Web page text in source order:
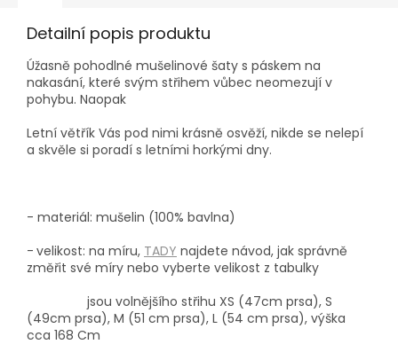
Detailní popis produktu
Úžasně pohodlné mušelinové šaty s páskem na
nakasání, které svým střihem vůbec neomezují v
pohybu. Naopak
Letní větřík Vás pod nimi krásně osvěží, nikde se nelepí
a skvěle si poradí s letními horkými dny.
- materiál: mušelin (100% bavlna)
- velikost: na míru, TADY najdete návod, jak správně
změřit své míry nebo vyberte velikost z tabulky
jsou volnějšího střihu XS (47cm prsa), S
(49cm prsa), M (51 cm prsa), L (54 cm prsa), výška
cca 168 Cm